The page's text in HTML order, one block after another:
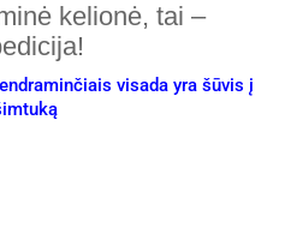
kelionė, tai –
visada yra šūvis į